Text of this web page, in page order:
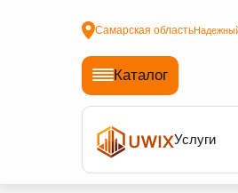
Самарская область
Каталог
Услуги